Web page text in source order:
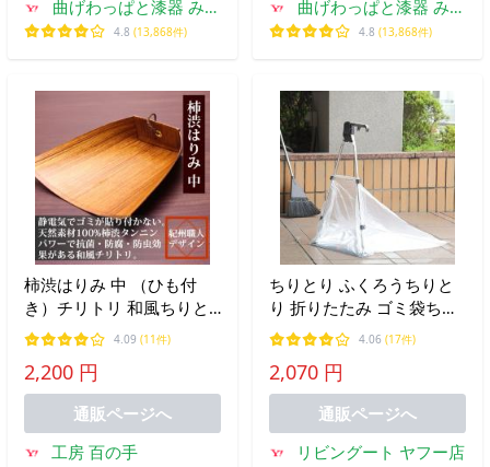
曲げわっぱと漆器 みよ
し漆器本舗
4.8 (13,868件)
曲げわっぱと漆器 みよ
し漆器本舗
4.8 (13,868件)
柿渋はりみ 中 （ひも付
き）チリトリ 和風ちりと
り おしゃれ 静電気が起き
ない ちり取り 塵取り ハ
リミ
4.09 (11件)
2,200 円
通販ページへ
工房 百の手
ちりとり ふくろうちりと
り 折りたたみ ゴミ袋ちり
とり 玄関 屋外 （ チリト
リ フレーム ゴミ袋 スリム
コンパクト 折りたたみ式
落ち葉 自治体 ゴミ収集 ）
4.06 (17件)
2,070 円
通販ページへ
リビングート ヤフー店